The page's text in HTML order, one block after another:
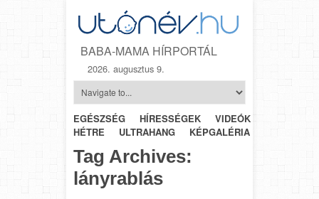
BABA-MAMA HÍRPORTÁL
2026. augusztus 9.
EGÉSZSÉG HÍRESSÉGEK VIDEÓK
HÉTRŐL-
HÉTRE
ULTRAHANG KÉPGALÉRIA
Tag Archives:
lányrablás